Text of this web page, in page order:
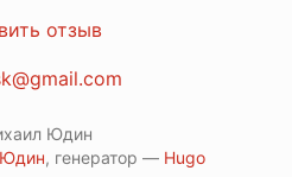
отзыв
Юдин
, генератор — Hugo